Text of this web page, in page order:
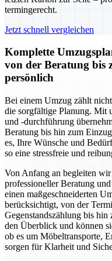
termingerecht.
Jetzt schnell vergleichen
Komplette
von der Beratung bis
persönlich
Bei einem Umzug zählt
die sorgfältige Planung. Mit
und -durchführung
Beratung bis hin zum
es, Ihre Wünsche und
so eine stressfreie und
Von Anfang an begleiten
professioneller Beratung
einen maßgeschneiderten
berücksichtigt, von der
Gegenstandszählung bis
den Überblick und können
ob es um Möbeltransporte,
sorgen für Klarheit und